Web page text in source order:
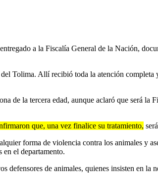
a la Fiscalía General de la Nación,
Tolima. Allí recibió toda la atención completa
de la tercera edad, aunque aclaró que será la
que, una vez finalice su tratamiento,
forma de violencia contra los animales y
en el departamento.
de animales, quienes insisten en la